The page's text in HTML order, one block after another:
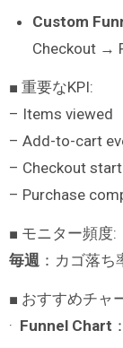
Custom
Checkout →
■ 重要なKPI:
– Items viewed
– Add-to-cart
– Checkout
– Purchase
■ モニター頻度:
毎週：カゴ落ち
■ おすすめチャ
· Funnel Chart